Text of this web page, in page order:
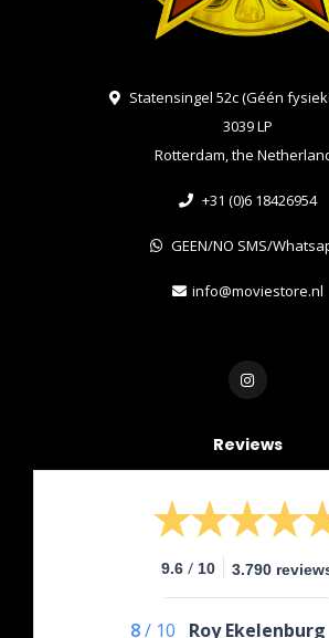
Statensingel 52c (Géén
3039 LP
Rotterdam, the
+31 (0)6 18426954
GEEN/NO SMS/
info@moviestore.nl
Reviews
9.6 / 10 3.790
8/ 10
Roy Ekelenburg